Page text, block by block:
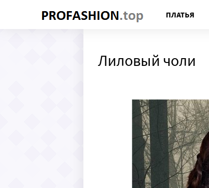
ПЛАТЬЯ
Лиловый чоли